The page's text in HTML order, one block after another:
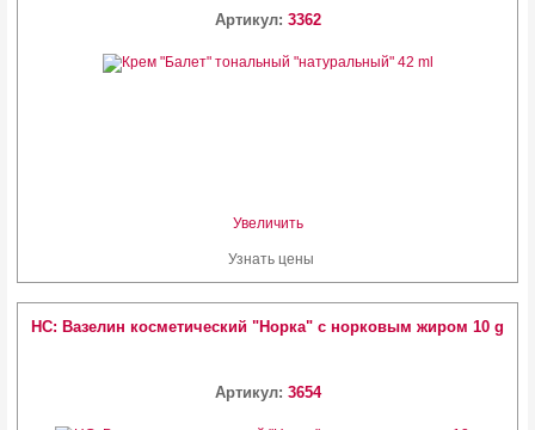
Артикул: 3362
Увеличить
Узнать цены
HC: Вазелин косметический "Норка" с норковым жиром 10 g
Артикул: 3654